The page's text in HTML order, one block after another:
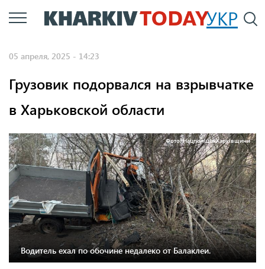
Перейти
к
УКР
05 апреля, 2025 - 14:23
Грузовик подорвался на взрывчатке
в Харьковской области
Фото: Нацполіція Харківщини
Водитель ехал по обочине недалеко от Балаклеи.